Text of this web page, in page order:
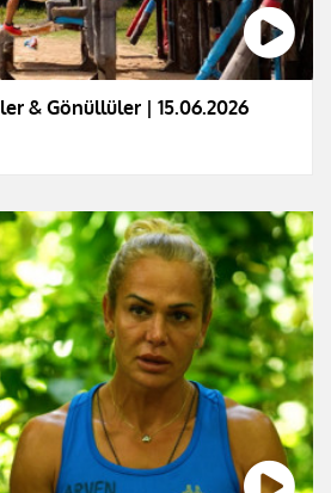
& Gönüllüler | 15.06.2026